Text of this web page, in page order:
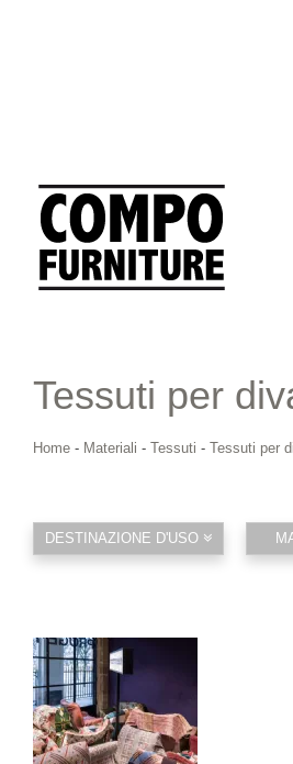
Tessuti per
Home - Materiali - Tessuti - Tessuti per
DESTINAZIONE D'USO